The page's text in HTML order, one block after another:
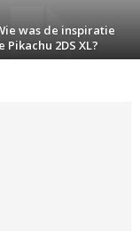
was de inspiratie
Pikachu 2DS XL?